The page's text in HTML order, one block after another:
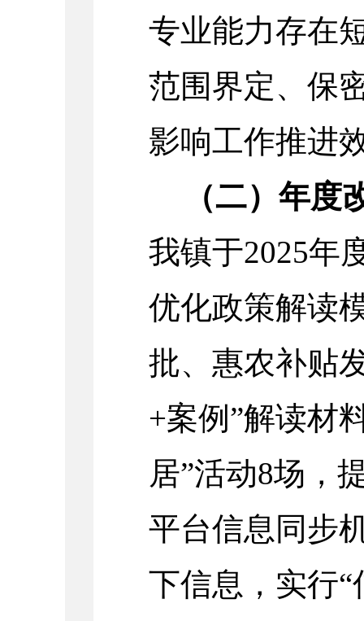
专业能力存在
范围界定、保
影响工作推进
（二）年度
我镇于2025年
优化政策解读
批、惠农补贴
+案例”解读材
居”活动8场，
平台信息同步
下信息，实行